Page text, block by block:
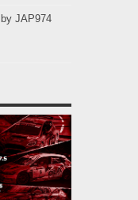
JAP974